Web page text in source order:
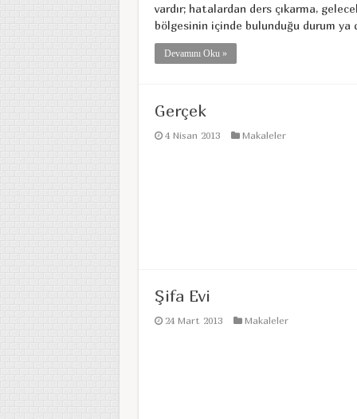
vardır; hatalardan ders çıkarma,
bölgesinin içinde bulunduğu durum ya
Devamını Oku »
Gerçek
4 Nisan 2013 Makaleler
Şifa Evi
24 Mart 2013 Makaleler